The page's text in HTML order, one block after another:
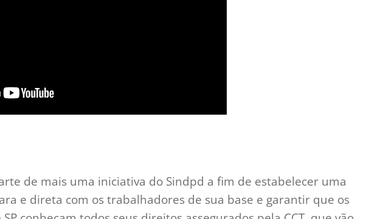
de mais uma iniciativa do Sindpd a fim de estabelecer uma
e direta com os trabalhadores de sua base e garantir que os